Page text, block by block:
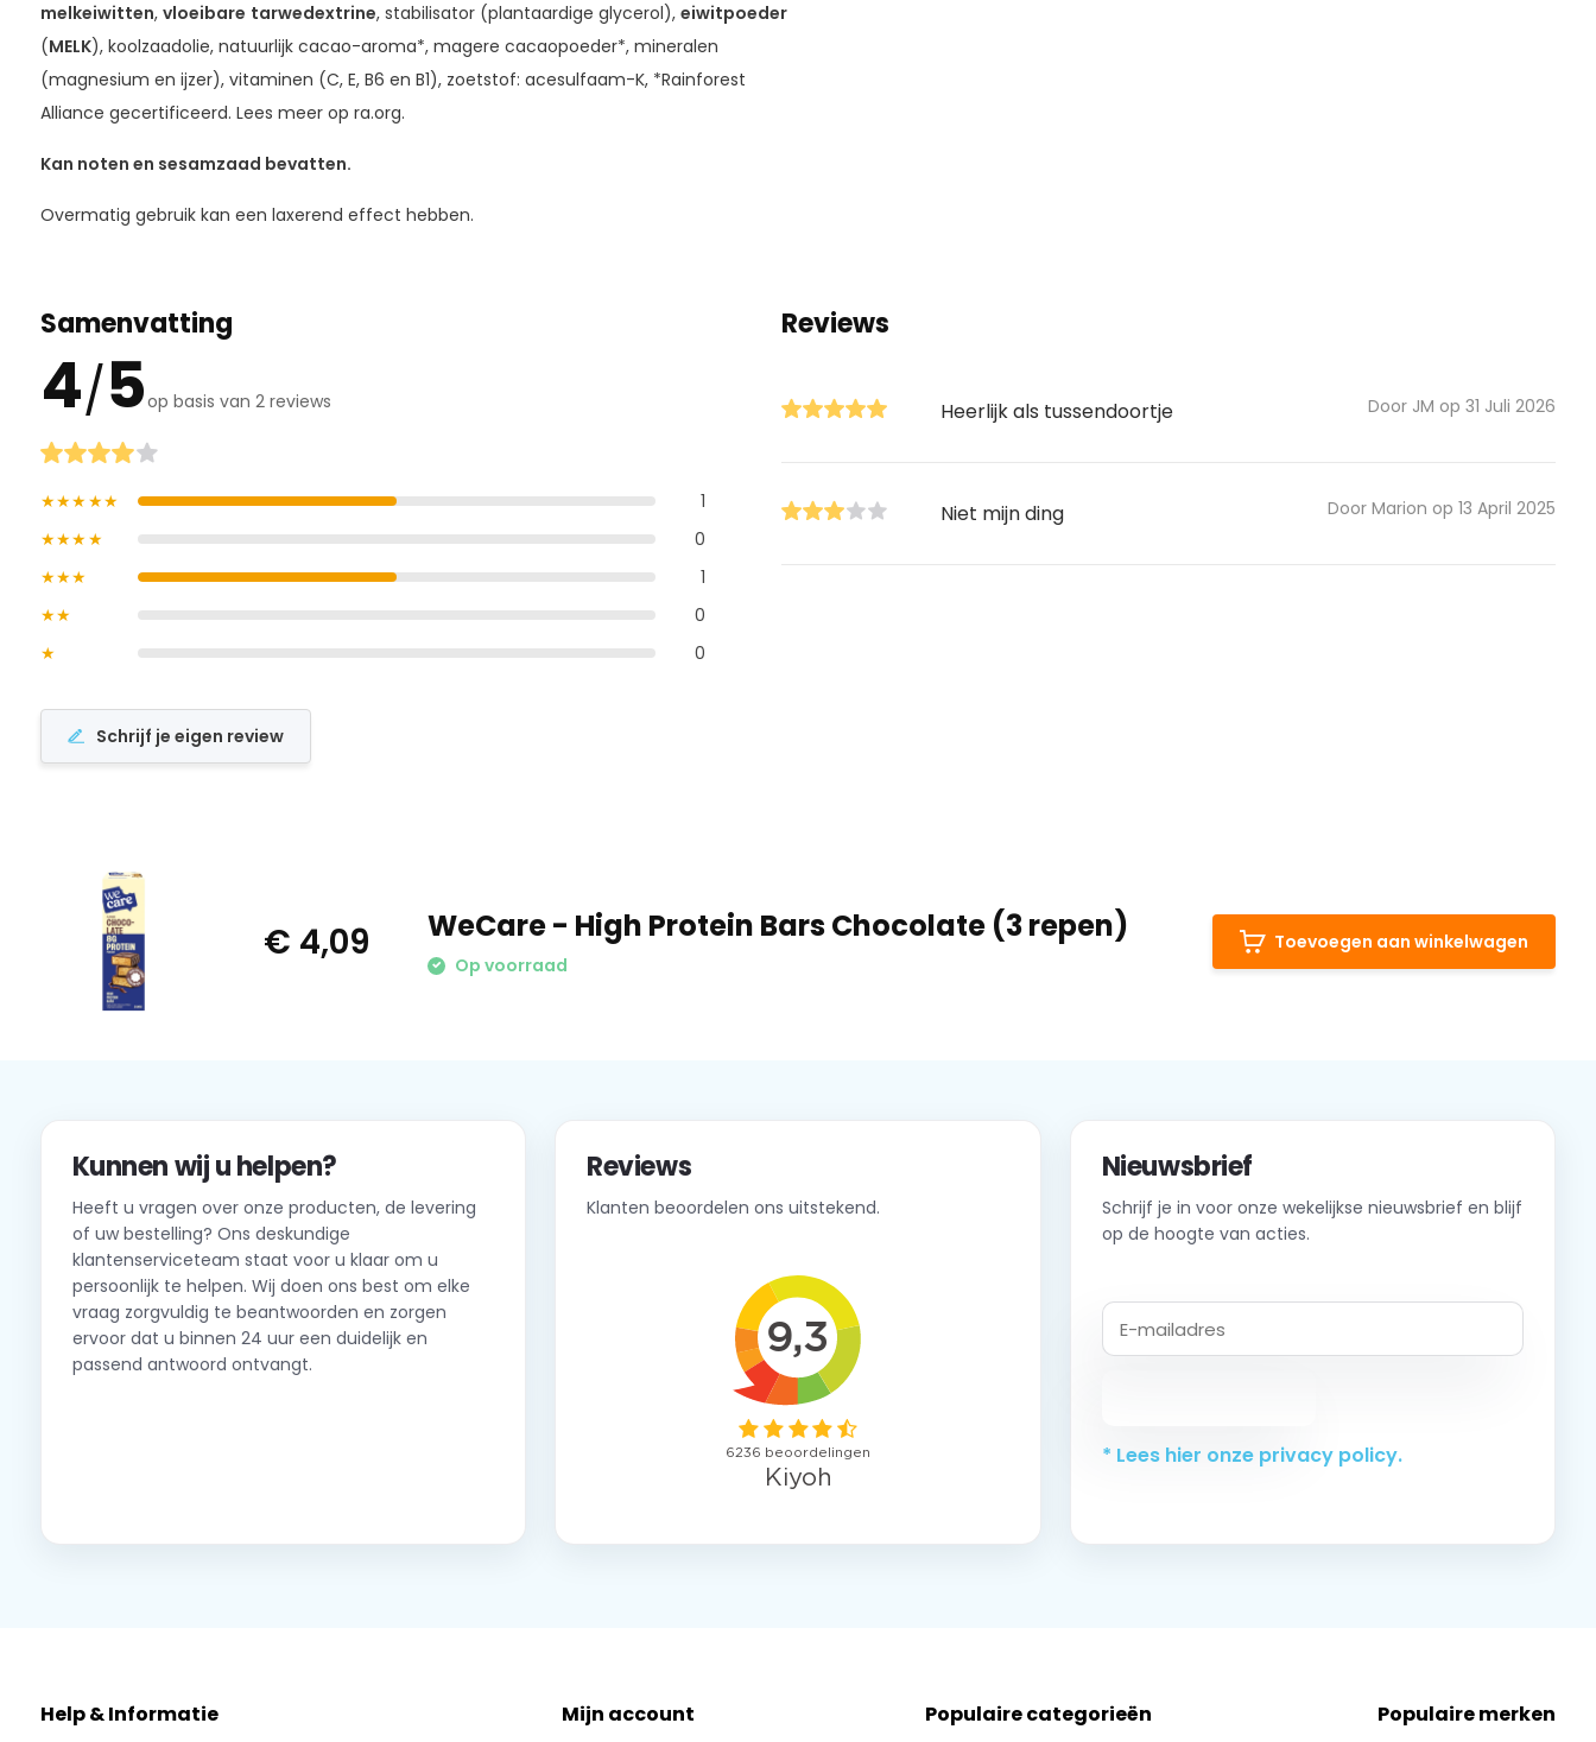
melkeiwitten, vloeibare tarwedextrine, stabilisator (plantaardige glycerol), eiwitpoeder
(MELK), koolzaadolie, natuurlijk cacao-aroma*, magere cacaopoeder*, mineralen
(magnesium en ijzer), vitaminen (C, E, B6 en B1), zoetstof: acesulfaam-K, *Rainforest
Alliance gecertificeerd. Lees meer op ra.org.
Kan noten en sesamzaad bevatten.
Overmatig gebruik kan een laxerend effect hebben.
Samenvatting
4/5op basis van 2 reviews
★★★★★
1
★★★★
0
★★★
1
★★
0
★
0
Schrijf je eigen review
Reviews
Heerlijk als tussendoortje Door JM op 31 Juli 2026
Niet mijn ding Door Marion op 13 April 2025
€ 4,09 WeCare - High Protein Bars Chocolate (3 repen)
Op voorraad
Toevoegen aan winkelwagen
Kunnen wij u helpen?
Heeft u vragen over onze producten, de levering
of uw bestelling? Ons deskundige
klantenserviceteam staat voor u klaar om u
persoonlijk te helpen. Wij doen ons best om elke
vraag zorgvuldig te beantwoorden en zorgen
ervoor dat u binnen 24 uur een duidelijk en
passend antwoord ontvangt.
Reviews
Klanten beoordelen ons uitstekend.
Nieuwsbrief
Schrijf je in voor onze wekelijkse nieuwsbrief en blijf
op de hoogte van acties.
* Lees hier onze privacy policy.
Help & Informatie Mijn account Populaire categorieën Populaire merken